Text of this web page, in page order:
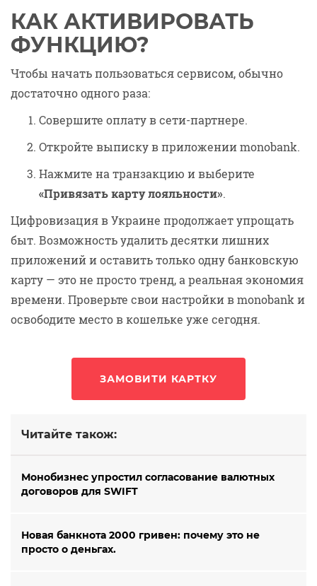
Читайте також:
Монобизнес упростил согласование валютных
договоров для SWIFT
Новая банкнота 2000 гривен: почему это не
просто о деньгах.
КАК АКТИВИРОВАТЬ
ФУНКЦИЮ?
Чтобы начать пользоваться сервисом, обычно
достаточно одного раза:
Совершите оплату в сети-партнере.
Откройте выписку в приложении monobank.
Нажмите на транзакцию и выберите
«Привязать карту лояльности».
Цифровизация в Украине продолжает упрощать
быт. Возможность удалить десятки лишних
приложений и оставить только одну банковскую
карту — это не просто тренд, а реальная экономия
времени. Проверьте свои настройки в monobank и
освободите место в кошельке уже сегодня.
ЗАМОВИТИ КАРТКУ